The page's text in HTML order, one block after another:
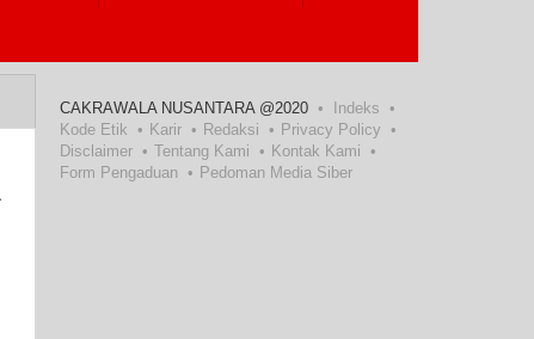
CAKRAWALA NUSANTARA @2020
Indeks
Kode Etik
Karir Redaksi
Privacy Policy
Disclaimer
Tentang Kami
Kontak Kami
Form Pengaduan
Pedoman Media Siber